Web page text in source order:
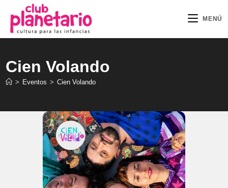
contenido
MENÚ
Cien Volando
> Eventos > Cien Volando